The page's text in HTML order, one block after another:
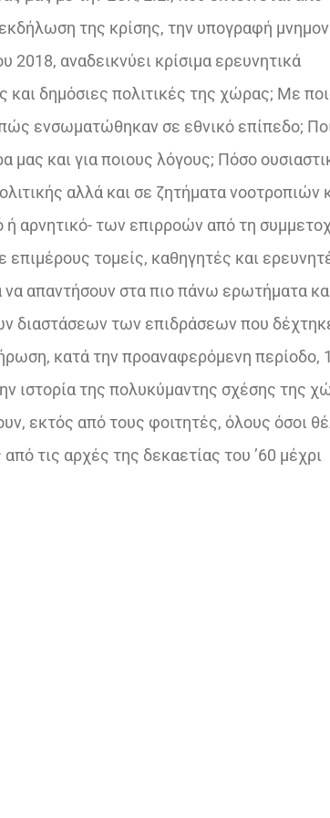
της κρίσης, την υπογραφή
αναδεικνύει κρίσιμα ερευνητικά
δημόσιες πολιτικές της χώρας; Με
ενσωματώθηκαν σε εθνικό επίπεδο;
και για ποιους λόγους; Πόσο
αλλά και σε ζητήματα νοοτροπιών
αρνητικό- των επιρροών από τη
τομείς, καθηγητές και
να απαντήσουν στα πιο πάνω ερωτήματα
διαστάσεων των επιδράσεων που
κατά την προαναφερόμενη περίοδο,
ιστορία της πολυκύμαντης σχέσης της
εκτός από τους φοιτητές, όλους όσοι
τις αρχές της δεκαετίας του ’60 μέχρι